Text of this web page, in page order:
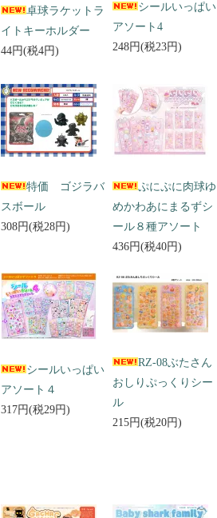
卓球ラケットラ
イトキーホルダー
44円(税4円)
シールいっぱい
アソート4
248円(税23円)
特価 ゴジラバ
スボール
308円(税28円)
ぷにぷに肉球ゆ
めかわあにまるずシ
ール８種アソート
436円(税40円)
シールいっぱい
アソート４
317円(税29円)
RZ-08ぶたさん
おしりぷっくりシー
ル
215円(税20円)